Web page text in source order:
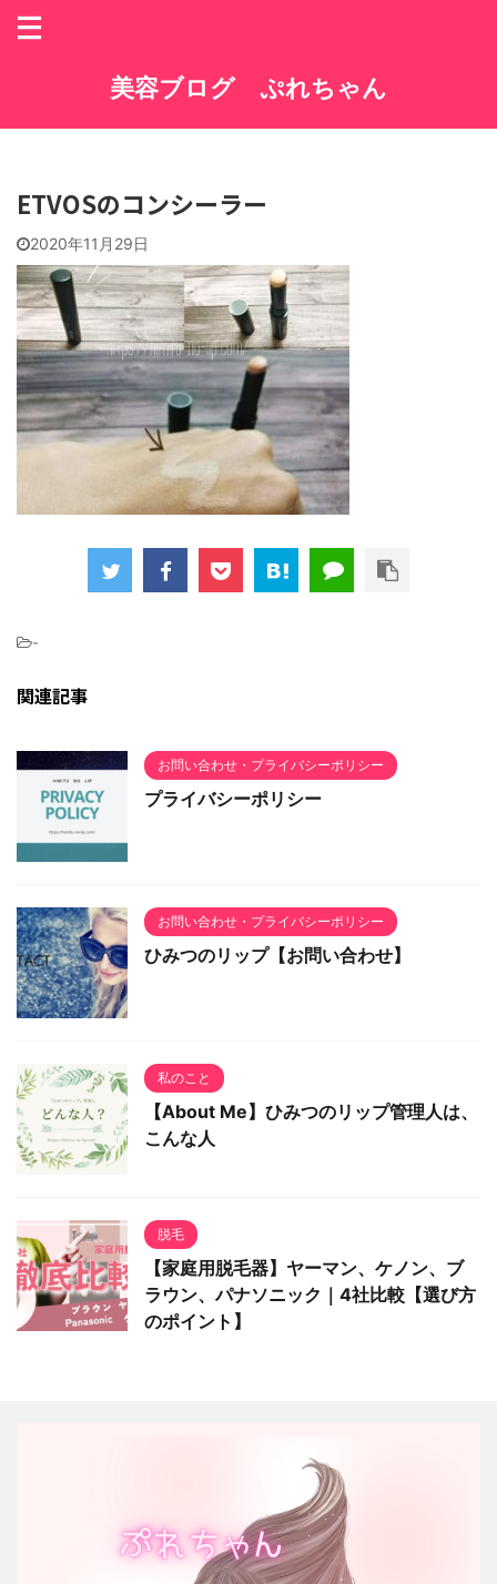
美容ブログ ぷれちゃん
ETVOSのコンシーラー
2020年11月29日
-
関連記事
お問い合わせ・プライバシーポリシー
プライバシーポリシー
お問い合わせ・プライバシーポリシー
ひみつのリップ【お問い合わせ】
私のこと
【About Me】ひみつのリップ管理人は、
こんな人
脱毛
【家庭用脱毛器】ヤーマン、ケノン、ブ
ラウン、パナソニック｜4社比較【選び方
のポイント】